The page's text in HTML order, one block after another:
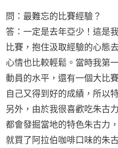
問：最難忘的比賽經驗？
答：一定是去年亞少！這是
比賽，抱住汲取經驗的心態
心情也比較輕鬆。當時我第
動員的水平，還有一個大比
自己又得到好的成績，所以
另外，由於我很喜歡吃朱古
都會發掘當地的特色朱古力
就買了阿拉伯咖啡口味的朱